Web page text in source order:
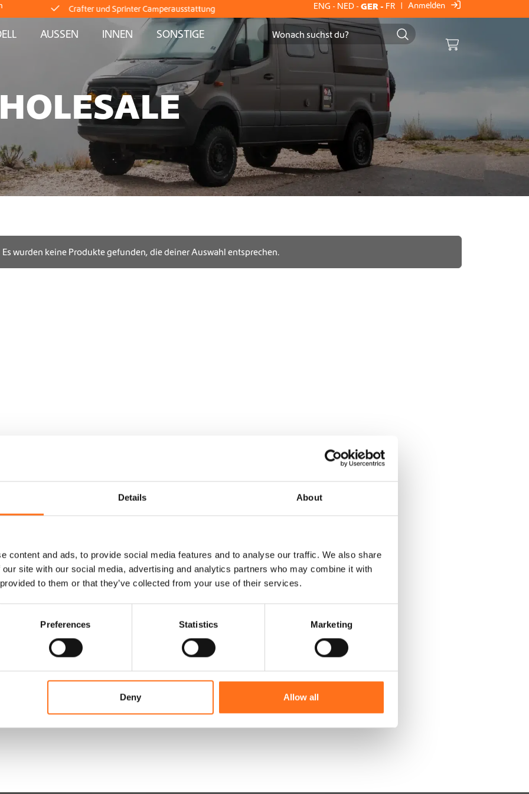
Details About
content and ads, to provide social media features and to analyse our traffic. We also share
site with our social media, advertising and analytics partners who may combine it with
to them or that they’ve collected from your use of their services.
Preferences Statistics Marketing
Deny Allow all
Lieferung direkt ab Lager
Weltweiter Versand
Crafter und Sprinter Camperausstattung
Lieferung direkt ab Lager
Weltweiter Versand
Lieferung direkt ab Lager
ENG - NED -GER - FR | Anmelden
AUSSEN INNEN
SONSTIGE
Cart
Es wurden keine Produkte gefunden, die deiner Auswahl entsprechen.